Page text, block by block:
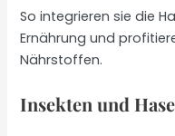
So integrieren sie die
Ernährung und
Nährstoffen.
Insekten und